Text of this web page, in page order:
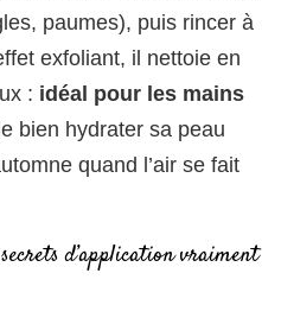
paumes), puis rincer à
exfoliant, il nettoie en
: idéal pour les mains
bien hydrater sa peau
quand l’air se fait
d’application vraiment